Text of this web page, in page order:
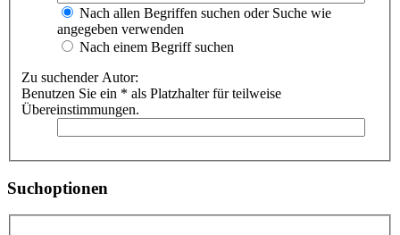
Nach allen Begriffen suchen oder Suche wie
angegeben verwenden
Nach einem Begriff suchen
Zu suchender Autor:
Benutzen Sie ein * als Platzhalter für teilweise
Übereinstimmungen.
Suchoptionen